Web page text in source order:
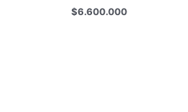
$6.600.000